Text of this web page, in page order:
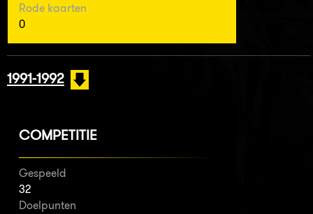
Rode kaarten
0
1991-1992
COMPETITIE
Gespeeld
32
Doelpunten